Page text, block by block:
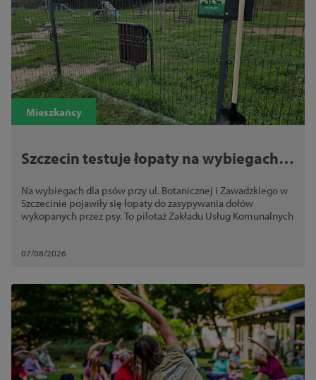
Mieszkańcy
Szczecin testuje łopaty na wybiegach
Na wybiegach dla psów przy ul. Botanicznej i Zawadzkiego w
Szczecinie pojawiły się łopaty do zasypywania dołów
wykopanych przez psy. To pilotaż Zakładu Usług Komunalnych
07/08/2026